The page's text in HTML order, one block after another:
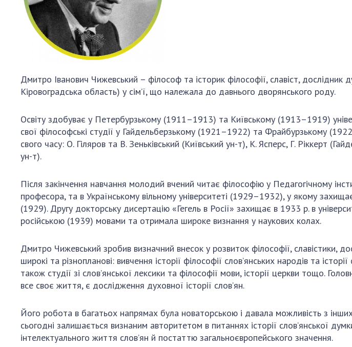
Національної
академії наук
Книга пам'яті
МОН та
України
організації
Дмитро Іванович Чижевський – філософ та історик філософії, славіст, дослідник
Кіровоградська область) у сім’ї, що належала до давнього дворянського роду.
Освіту здобуває у Петербурзькому (1911–1913) та Київському (1913–1919)
свої філософські студії у Гайдельберзькому (1921–1922) та Фрайбурзькому
свого часу: О. Гіляров та В. Зеньківський (Київський ун-т), К. Ясперс, Г. Ріккерт
ун-т).
Після закінчення навчання молодий вчений читає філософію у Педагогічному
професора, та в Українському вільному університеті (1929–1932), у якому
(1929). Другу докторську дисертацію «Гегель в Росії» захищає в 1933 р. в
російською (1939) мовами та отримала широке визнання у наукових колах.
Дмитро Чижевський зробив визначний внесок у розвиток філософії, славістики,
широкі та різнопланові: вивчення історії філософії слов’янських народів та
також студії зі слов’янської лексики та філософії мови, історії церкви тощо.
все своє життя, є дослідження духовної історії слов’ян.
Його робота в багатьох напрямах була новаторською і давала можливість з
сьогодні залишається визнаним авторитетом в питаннях історії слов’янської
інтелектуального життя слов’ян й постаттю загальноєвропейського значення.